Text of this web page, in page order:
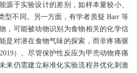
源于实验设计的差别，如样本量较小、
型不同。另一方面，有学者质疑 Barr 等
，可能被动物识别为食物相关的化学信
是对潜在食物气味的探索，而非疼痛驱
）。尽管保护性反应为甲壳动物疼痛
来仍需建立标准化实验流程并优化刺激